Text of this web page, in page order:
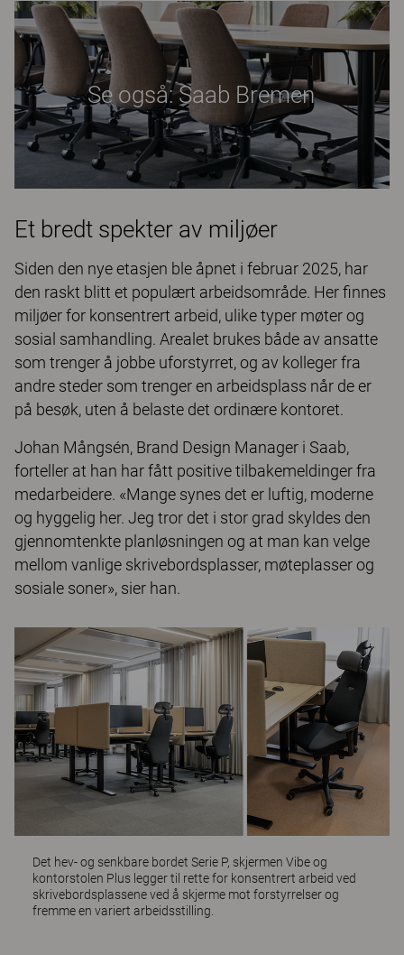
Se også: Saab Bremen
Et bredt spekter av miljøer
Siden den nye etasjen ble åpnet i februar 2025, har
den raskt blitt et populært arbeidsområde. Her finnes
miljøer for konsentrert arbeid, ulike typer møter og
sosial samhandling. Arealet brukes både av ansatte
som trenger å jobbe uforstyrret, og av kolleger fra
andre steder som trenger en arbeidsplass når de er
på besøk, uten å belaste det ordinære kontoret.
Johan Mångsén, Brand Design Manager i Saab,
forteller at han har fått positive tilbakemeldinger fra
medarbeidere. «Mange synes det er luftig, moderne
og hyggelig her. Jeg tror det i stor grad skyldes den
gjennomtenkte planløsningen og at man kan velge
mellom vanlige skrivebordsplasser, møteplasser og
sosiale soner», sier han.
Det hev- og senkbare bordet Serie P, skjermen Vibeog
kontorstolen Plus legger til rette for konsentrert arbeid ved
skrivebordsplassene ved å skjerme mot forstyrrelser og
fremme en variert arbeidsstilling.